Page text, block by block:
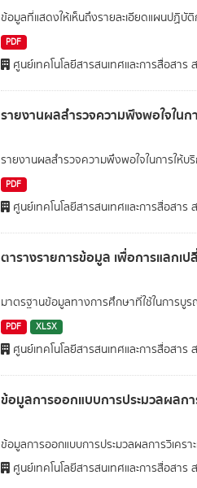
ข้อมูลที่แสดงให้เห็นถึงรายละเอียดแผนปฏิ
PDF
ศูนย์เทคโนโลยีสารสนเทศและการสื่อสาร
รายงานผลสำรวจความพึงพอใจในก
รายงานผลสำรวจความพึงพอใจในการให้บ
PDF
ศูนย์เทคโนโลยีสารสนเทศและการสื่อสาร
ตารางรายการข้อมูล เพื่อการแลกเ
มาตรฐานข้อมูลทางการศึกษาที่ใช้ในการ
PDF XLSX
ศูนย์เทคโนโลยีสารสนเทศและการสื่อสาร
ข้อมูลการออกแบบการประมวลผลกา
ข้อมูลการออกแบบการประมวลผลการวิเครา
ศูนย์เทคโนโลยีสารสนเทศและการสื่อสาร